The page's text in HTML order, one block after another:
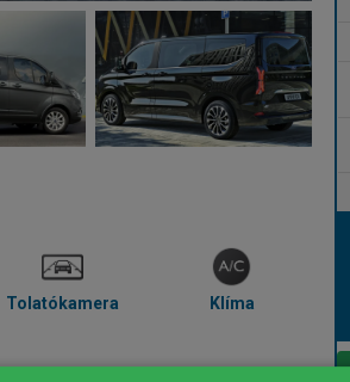
Tolatókamera Klíma